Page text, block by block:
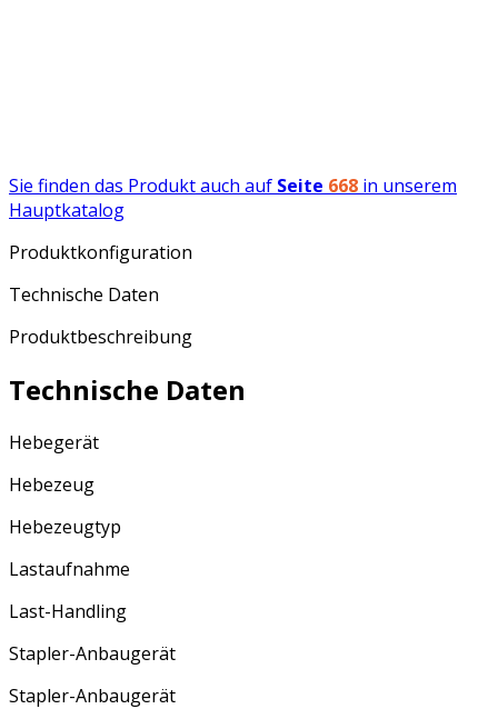
Sie finden das Produkt auch auf Seite 668 in unserem
Hauptkatalog
Produktkonfiguration
Technische Daten
Produktbeschreibung
Technische Daten
Hebegerät
Hebezeug
Hebezeugtyp
Lastaufnahme
Last-Handling
Stapler-Anbaugerät
Stapler-Anbaugerät